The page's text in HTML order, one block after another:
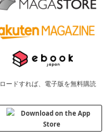
ードすれば、電子版を無料購読